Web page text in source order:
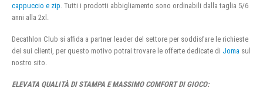
cappuccio e zip . Tutti i prodotti abbigliamento sono ordinabili dalla taglia 5/6
anni alla 2xl.
Decathlon Club si affida a partner leader del settore per soddisfare le richieste
dei sui clienti, per questo motivo potrai trovare le offerte dedicate di Joma sul
nostro sito.
ELEVATA QUALITÀ DI STAMPA E MASSIMO COMFORT DI GIOCO: